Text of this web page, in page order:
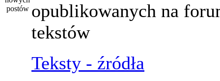
opublikowanych na
tekstów
Teksty - źródła